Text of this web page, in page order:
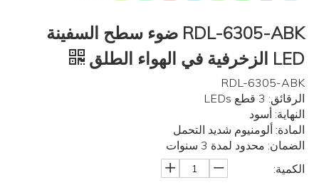
RDL-6305-ABK ضوء سطح السفينة
LED الزخرفية في الهواء الطلق
RDL-6305-ABK
الرقائق: 3 قطع LEDs
النهاية: أسود
المادة: ألومنيوم شديد التحمل
الضمان: محدود لمدة 3 سنوات
الكمية: